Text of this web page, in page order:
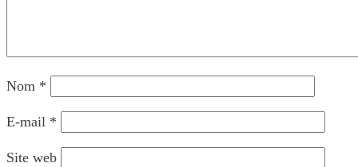
Nom *
E-mail *
Site web